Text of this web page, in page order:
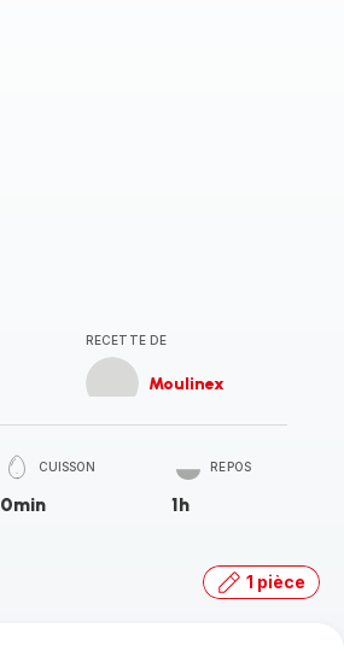
RECETTE DE
Moulinex
CUISSON
0min
REPOS
1h
1 pièce